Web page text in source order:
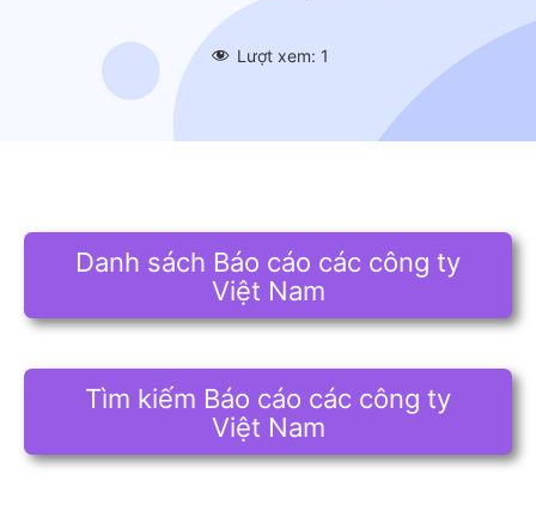
Lượt xem: 1
Danh sách Báo cáo các công ty
Việt Nam
Tìm kiếm Báo cáo các công ty
Việt Nam